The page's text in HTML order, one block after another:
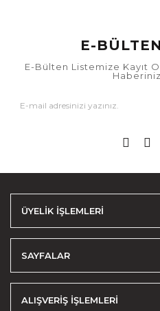
E-
E-Bülten Listemize Kayıt
ÜYELİK İŞLEMLERİ
SAYFALAR
ALIŞVERİŞ İŞLEMLERİ